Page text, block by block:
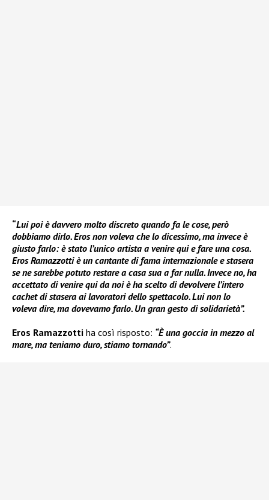
“Lui poi è davvero molto discreto quando fa le cose, però
dobbiamo dirlo.Eros non voleva che lo dicessimo, ma invece è
giusto farlo: è stato l’unico artista a venire qui e fare una cosa.
Eros Ramazzotti è un cantante di fama internazionale e stasera
se ne sarebbe potuto restare a casa sua a far nulla. Invece no, ha
accettato di venire qui da noi è ha scelto di devolvere l’intero
cachet di stasera ai lavoratori dello spettacolo. Lui non lo
voleva dire, ma dovevamo farlo. Un gran gesto di solidarietà”.
Eros Ramazzotti ha così risposto: “È una goccia in mezzo al
mare, ma teniamo duro, stiamo tornando”.